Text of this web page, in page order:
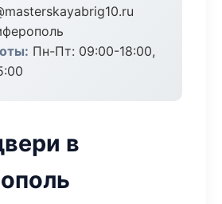
Пн-Пт: 09:00-18:00,
в